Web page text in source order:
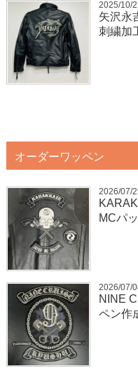
2025/10/
矢沢永
刺繍加
オーダーワッペン
2026/07/
MCパ
2026/07/
NINE
ペン作